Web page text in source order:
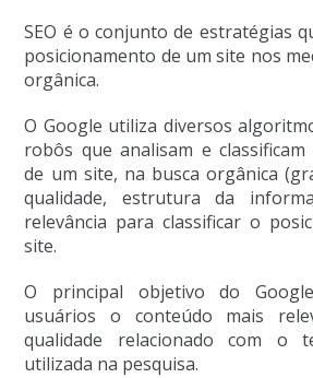
SEO é o conjunto de estratégias
posicionamento de um site nos
orgânica.
O Google utiliza diversos
robôs que analisam e
de um site, na busca orgânica
qualidade, estrutura da
relevância para classificar o
site.
O principal objetivo do
usuários o conteúdo mais
qualidade relacionado com o
utilizada na pesquisa.